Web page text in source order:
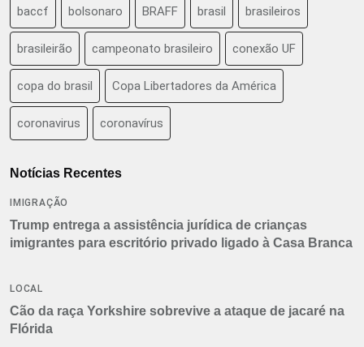
baccf bolsonaro BRAFF brasil brasileiros
brasileirão campeonato brasileiro conexão UF
copa do brasil Copa Libertadores da América
coronavirus coronavírus
Notícias Recentes
IMIGRAÇÃO
Trump entrega a assistência jurídica de crianças
imigrantes para escritório privado ligado à Casa Branca
LOCAL
Cão da raça Yorkshire sobrevive a ataque de jacaré na
Flórida